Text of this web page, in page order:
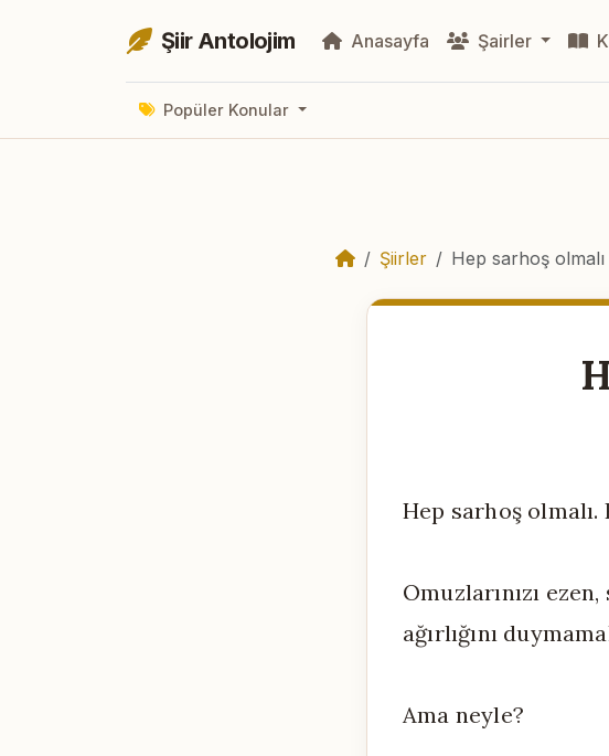
Şiir Antolojim Anasayfa Şairler
Popüler Konular
Şiirler Hep sarhoş olmalı
Hep sarhoş
Omuzlarınızı
ağırlığını
Ama neyle?